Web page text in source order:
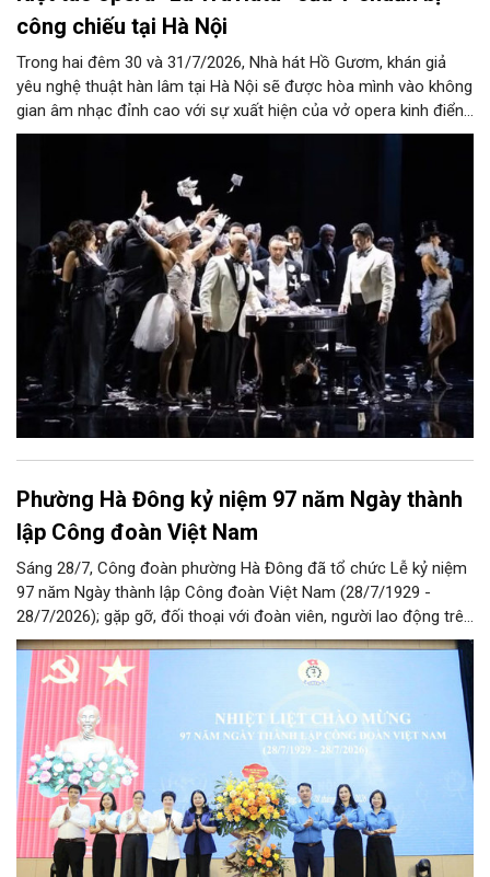
công chiếu tại Hà Nội
Trong hai đêm 30 và 31/7/2026, Nhà hát Hồ Gươm, khán giả
yêu nghệ thuật hàn lâm tại Hà Nội sẽ được hòa mình vào không
gian âm nhạc đỉnh cao với sự xuất hiện của vở opera kinh điển
“La Traviata”.
Phường Hà Đông kỷ niệm 97 năm Ngày thành
lập Công đoàn Việt Nam
Sáng 28/7, Công đoàn phường Hà Đông đã tổ chức Lễ kỷ niệm
97 năm Ngày thành lập Công đoàn Việt Nam (28/7/1929 -
28/7/2026); gặp gỡ, đối thoại với đoàn viên, người lao động trên
địa bàn và Công bố Quyết định thành lập Công đoàn cơ sở trên
địa bàn.